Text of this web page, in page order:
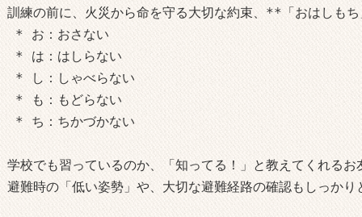
訓練の前に、火災から命を守る大切な約束、**「おはしも
* お：おさない
* は：はしらない
* し：しゃべらない
* も：もどらない
* ち：ちかづかない
学校でも習っているのか、「知ってる！」と教えてくれる
避難時の「低い姿勢」や、大切な避難経路の確認もしっかり